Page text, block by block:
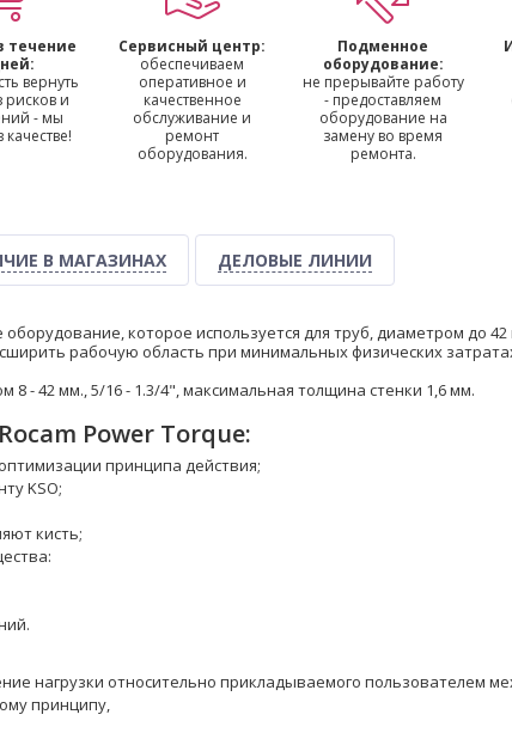
течение
вернуть
рисков и
- мы
Сервисный центр:
обеспечиваем
оперативное и
качественное
обслуживание и
ремонт
оборудования.
Подменное
оборудование:
не прерывайте работу
- предоставляем
оборудование на
замену во время
ремонта.
В МАГАЗИНАХ ДЕЛОВЫЕ ЛИНИИ
которое используется для труб, диаметром до
рабочую область при минимальных физических
- 42 мм., 5/16 - 1.3/4", максимальная толщина стенки 1,6 мм.
Power Torque:
принципа действия;
KSO;
кисть;
нагрузки относительно прикладываемого пользователем
принципу,